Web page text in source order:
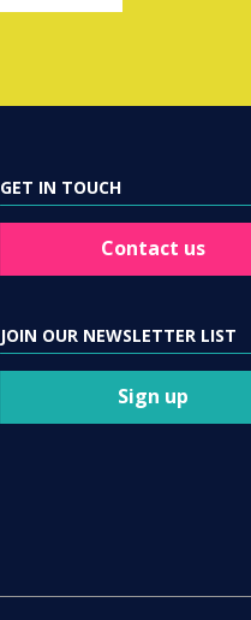
GET IN TOUCH
Contact us
JOIN OUR NEWSLETTER LIST
Sign up